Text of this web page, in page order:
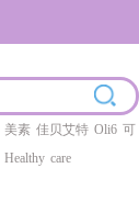
美素 佳贝艾特 Oli6 可
Healthy care